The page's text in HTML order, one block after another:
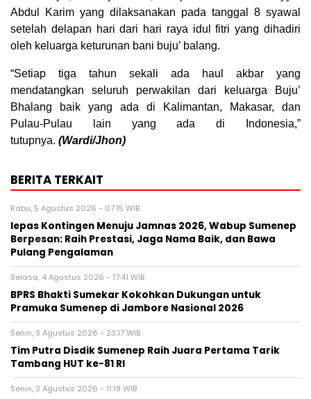
Abdul Karim yang dilaksanakan pada tanggal 8 syawal
setelah delapan hari dari hari raya idul fitri yang dihadiri
oleh keluarga keturunan bani buju’ balang.
“Setiap tiga tahun sekali ada haul akbar yang
mendatangkan seluruh perwakilan dari keluarga Buju’
Bhalang baik yang ada di Kalimantan, Makasar, dan
Pulau-Pulau lain yang ada di Indonesia,”
tutupnya. (Wardi/Jhon)
BERITA TERKAIT
Rabu, 5 Agustus 2026 - 07:15 WIB
lepas Kontingen Menuju Jamnas 2026, Wabup Sumenep
Berpesan: Raih Prestasi, Jaga Nama Baik, dan Bawa
Pulang Pengalaman
Selasa, 4 Agustus 2026 - 17:41 WIB
BPRS Bhakti Sumekar Kokohkan Dukungan untuk
Pramuka Sumenep di Jambore Nasional 2026
Senin, 3 Agustus 2026 - 23:17 WIB
Tim Putra Disdik Sumenep Raih Juara Pertama Tarik
Tambang HUT ke-81 RI
Senin, 3 Agustus 2026 - 11:19 WIB